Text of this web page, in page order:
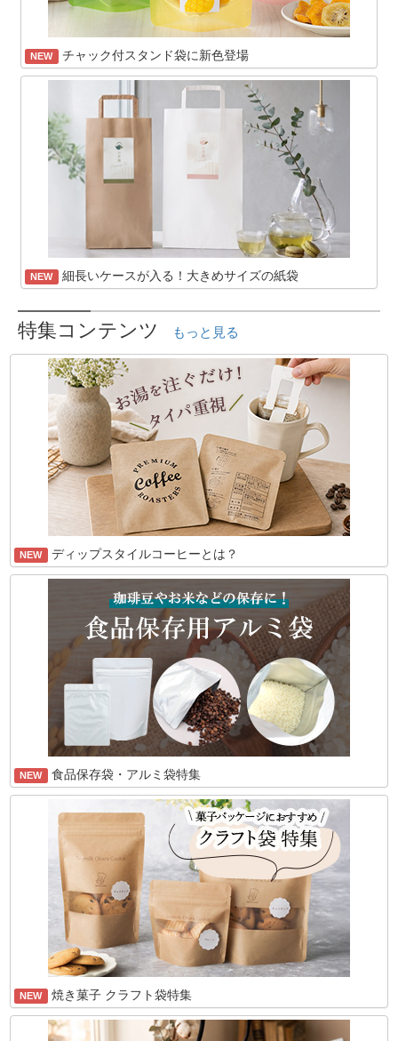
NEW チャック付スタンド袋に新色登場
NEW 細長いケースが入る！大きめサイズの紙袋
特集コンテンツ もっと見る
NEW ディップスタイルコーヒーとは？
NEW 食品保存袋・アルミ袋特集
NEW 焼き菓子 クラフト袋特集